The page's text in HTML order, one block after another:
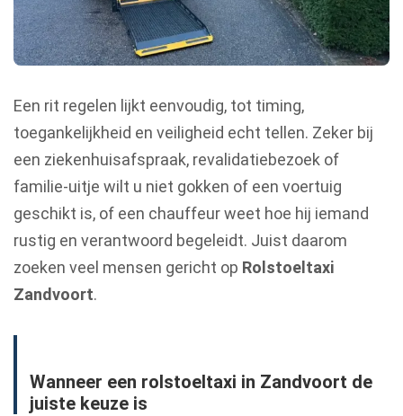
Een rit regelen lijkt eenvoudig, tot timing,
toegankelijkheid en veiligheid echt tellen. Zeker bij
een ziekenhuisafspraak, revalidatiebezoek of
familie-uitje wilt u niet gokken of een voertuig
geschikt is, of een chauffeur weet hoe hij iemand
rustig en verantwoord begeleidt. Juist daarom
zoeken veel mensen gericht op Rolstoeltaxi
Zandvoort.
Wanneer een rolstoeltaxi in Zandvoort de
juiste keuze is